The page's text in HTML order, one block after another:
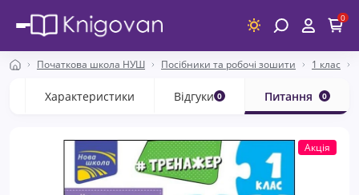
0
Початкова школа НУШ Посібники та робочі зошити 1 клас
Характеристики Відгуки 0 Питання 0
Акція